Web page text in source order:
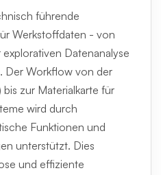
führende
Werkstoffdaten - von
Datenanalyse
Der Workflow von der
zur Materialkarte für
wird durch
Funktionen und
unterstützt. Dies
und effiziente